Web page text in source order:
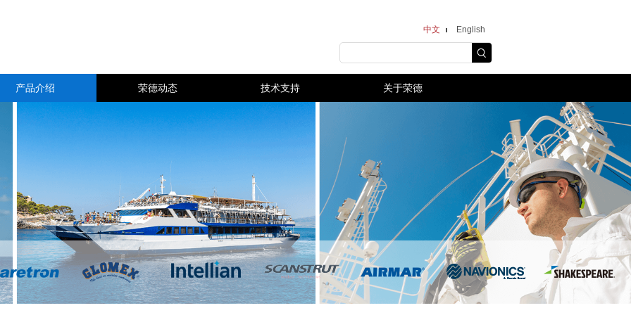
中文 English
产品介绍 荣德动态 技术支持 关于荣德